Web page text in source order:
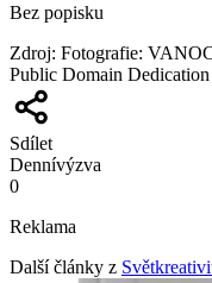
Bez popisku
Zdroj: Fotografie:
Public Domain Dedication
Sdílet
Dennívýzva
0
Reklama
Další články z